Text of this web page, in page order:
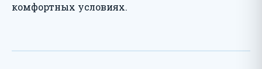
комфортных условиях.